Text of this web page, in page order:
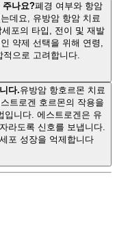
주나요?폐경 여부와 항암
데요, 유방암 항암 치료
포의 타입, 전이 및 재발
약제 선택을 위해 연령,
으로 고려합니다.
다.유방암 항호르몬 치료
트로겐 호르몬의 작용을
입니다. 에스트로겐은 유
라도록 신호를 보냅니다.
포 성장을 억제합니다